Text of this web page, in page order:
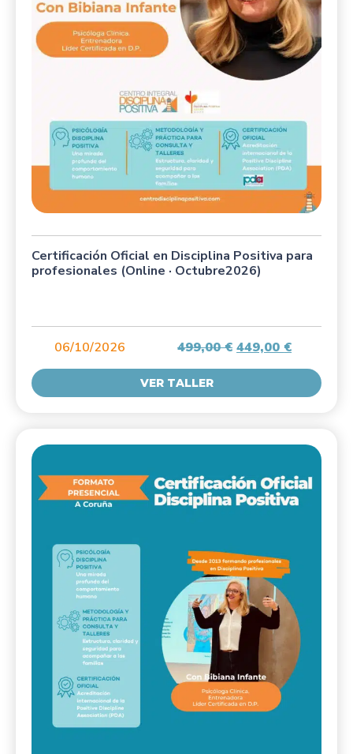
Certificación Oficial en Disciplina Positiva para
profesionales (Online · Octubre2026)
06/10/2026 499,00€ 449,00 €
VER TALLER